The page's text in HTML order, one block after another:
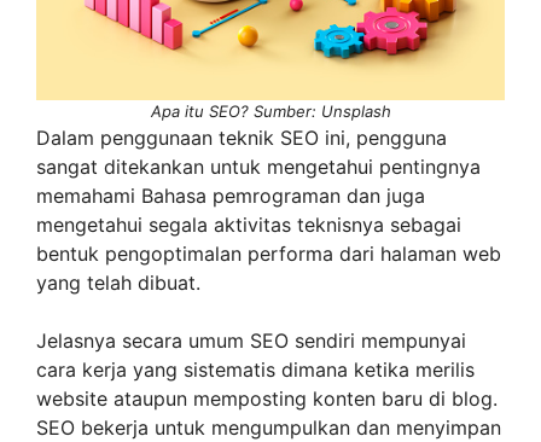
Apa itu SEO? Sumber: Unsplash
Dalam penggunaan teknik SEO ini, pengguna
sangat ditekankan untuk mengetahui pentingnya
memahami Bahasa pemrograman dan juga
mengetahui segala aktivitas teknisnya sebagai
bentuk pengoptimalan performa dari halaman web
yang telah dibuat.
Jelasnya secara umum SEO sendiri mempunyai
cara kerja yang sistematis dimana ketika merilis
website ataupun memposting konten baru di blog.
SEO bekerja untuk mengumpulkan dan menyimpan